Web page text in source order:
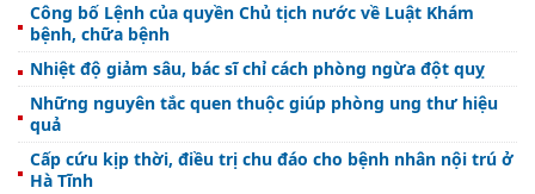
Công bố Lệnh của quyền Chủ tịch nước về Luật Khám
bệnh, chữa bệnh
Nhiệt độ giảm sâu, bác sĩ chỉ cách phòng ngừa đột quỵ
Những nguyên tắc quen thuộc giúp phòng ung thư hiệu
quả
Cấp cứu kịp thời, điều trị chu đáo cho bệnh nhân nội trú ở
Hà Tĩnh